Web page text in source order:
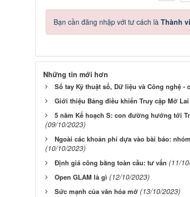
Bạn cần đăng nhập với tư cách là Thành
Những tin mới hơn
Sổ tay Kỹ thuật số, Dữ liệu và Công nghệ -
Giới thiệu Bảng điều khiển Truy cập Mở Lai
5 năm Kế hoạch S: con đường hướng tới
(09/10/2023)
Ngoài các khoản phí dựa vào bài báo:
(10/10/2023)
Định giá công bằng toàn cầu: tư vấn (11/
Open GLAM là gì (12/10/2023)
Sức mạnh của văn hóa mở (13/10/2023)